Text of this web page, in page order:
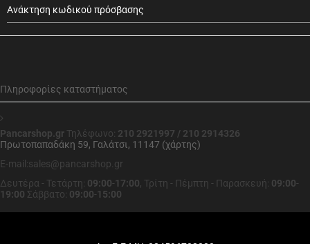
Ανάκτηση κωδικού πρόσβασης
Πληροφορίες καταστήματος
Pancarshop.gr Τηλέφωνο: 210 2921997 / 210 2914326
Πρωτοπαπαδάκη 59, Γαλάτσι, 11147 (χάρτης)
E-mail:sales@pancarshop.gr
Δευτέρα - Τετάρτη: 09:00-17:00, Τρίτη - Πέμπτη - Παρασκευή: 09:00-
19:00 Σάββατο: 09:00-15:00